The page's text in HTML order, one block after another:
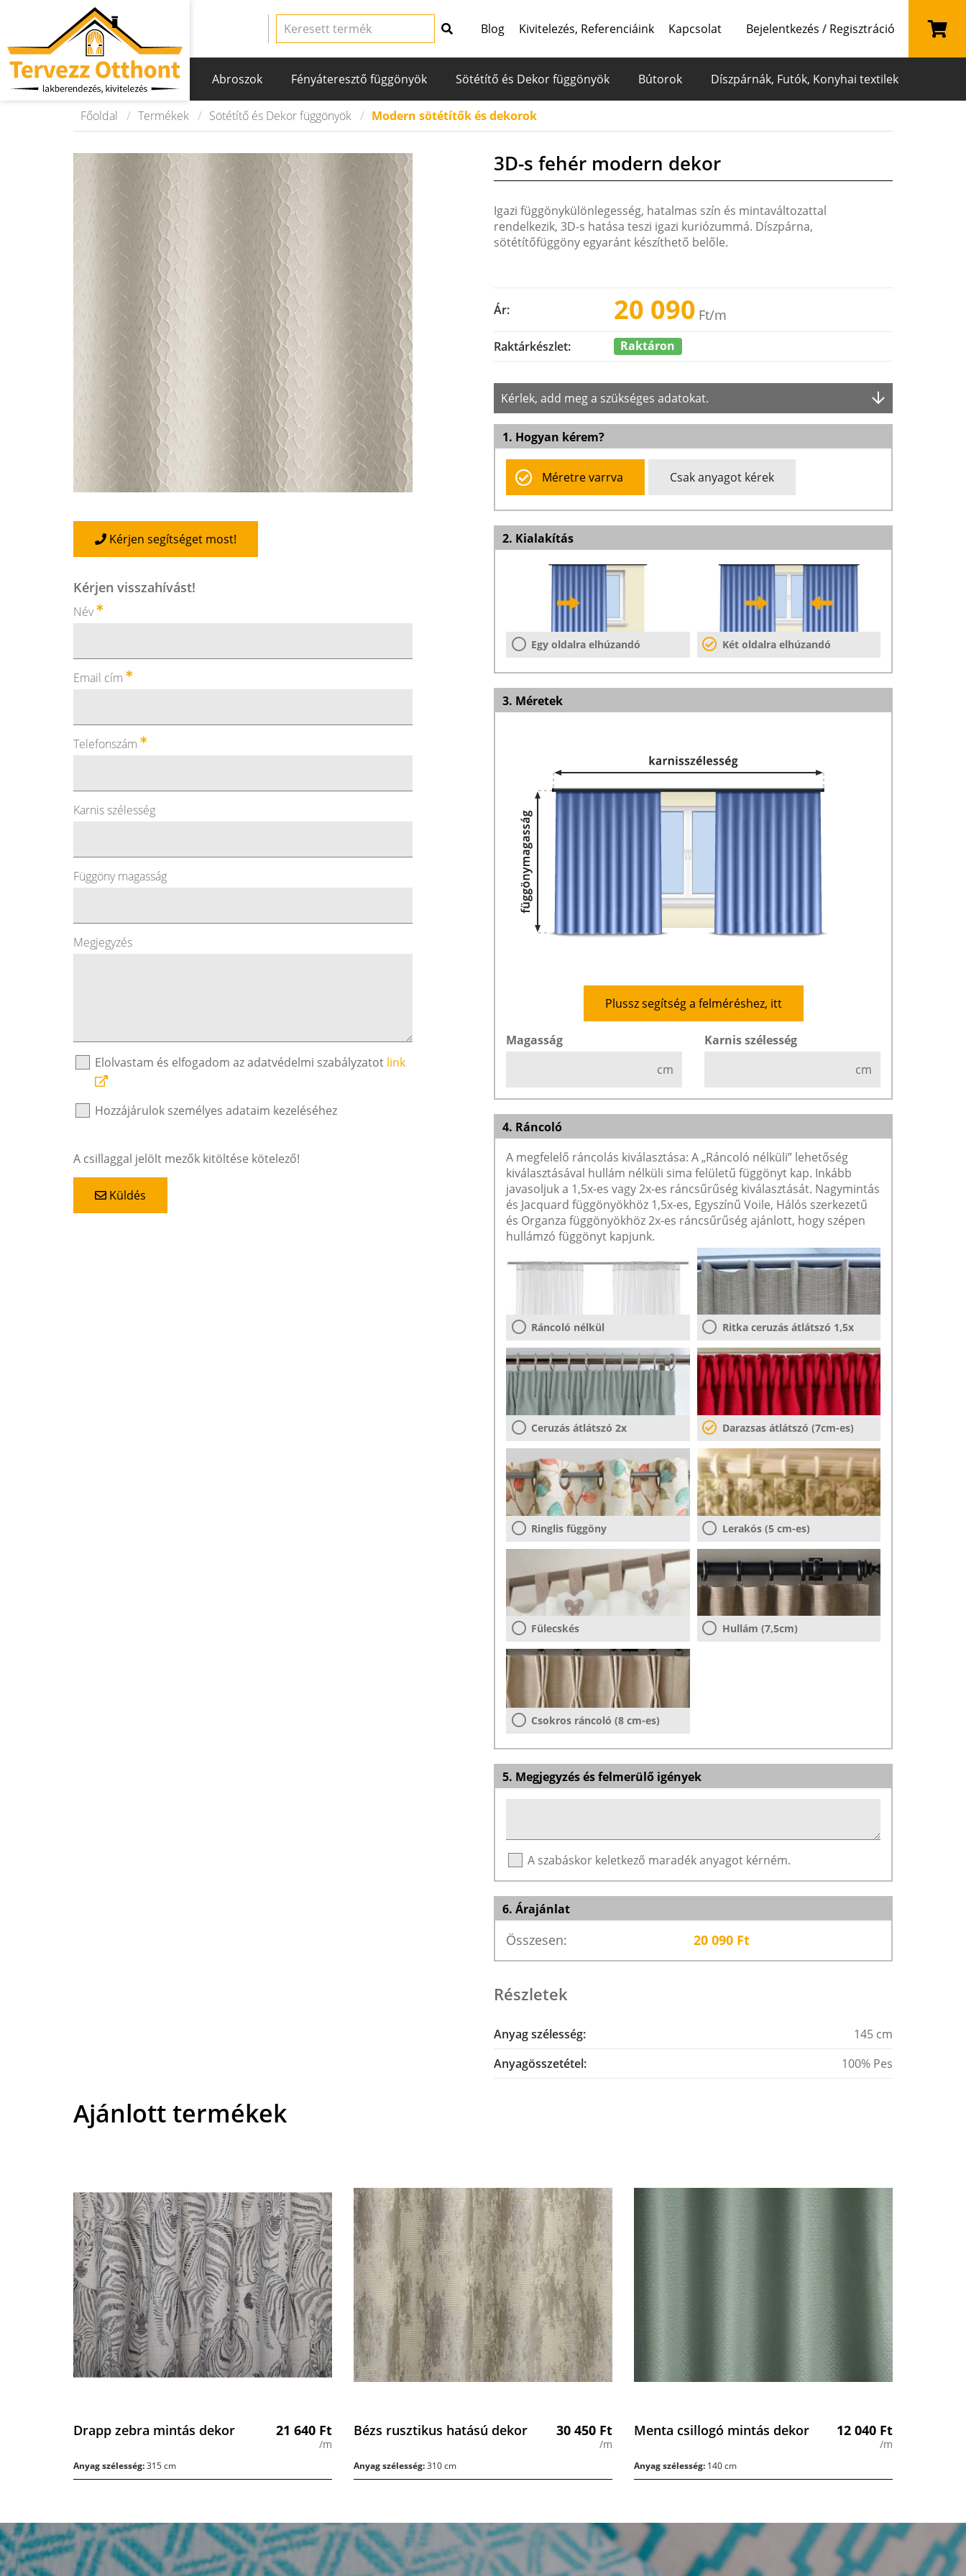
Blog Kivitelezés, Referenciáink Kapcsolat Bejelentkezés / Regisztráció
Abroszok Fényáteresztő függönyök Sötétítő és Dekor függönyök Bútorok Díszpárnák, Futók, Konyhai textilek
Főoldal Termékek Sötétítő és Dekor függönyök Modern sötétítők és dekorok
Kérjen segítséget most!
Kérjen visszahívást!
Név
Email cím
Telefonszám
Karnis szélesség
Függöny magasság
Megjegyzés
Elolvastam és elfogadom az adatvédelmi szabályzatot link
Hozzájárulok személyes adataim kezeléséhez
A csillaggal jelölt mezők kitöltése kötelező!
Küldés
3D-s fehér modern dekor
Igazi függönykülönlegesség, hatalmas szín és mintaváltozattal
rendelkezik, 3D-s hatása teszi igazi kuriózummá. Díszpárna,
sötétítőfüggöny egyaránt készíthető belőle.
Ár: 20 090 Ft/m
Raktárkészlet: Raktáron
Kérlek, add meg a szükséges adatokat.
1. Hogyan kérem?
Méretre varrva Csak anyagot kérek
2. Kialakítás
Egy oldalra elhúzandó Két oldalra elhúzandó
3. Méretek
Plussz segítség a felméréshez, itt
Magasság
cm
Karnis szélesség
cm
4. Ráncoló
A megfelelő ráncolás kiválasztása: A „Ráncoló nélküli” lehetőség
kiválasztásával hullám nélküli sima felületű függönyt kap. Inkább
javasoljuk a 1,5x-es vagy 2x-es ráncsűrűség kiválasztását. Nagymintás
és Jacquard függönyökhöz 1,5x-es, Egyszínű Voile, Hálós szerkezetű
és Organza függönyökhöz 2x-es ráncsűrűség ajánlott, hogy szépen
hullámzó függönyt kapjunk.
Ráncoló nélkül Ritka ceruzás átlátszó 1,5x
Ceruzás átlátszó 2x Darazsas átlátszó (7cm-es)
Ringlis függöny Lerakós (5 cm-es)
Fülecskés Hullám (7,5cm)
Csokros ráncoló (8 cm-es)
5. Megjegyzés és felmerülő igények
A szabáskor keletkező maradék anyagot kérném.
6. Árajánlat
Összesen: 20 090Ft
Részletek
Anyag szélesség:
145 cm
Anyagösszetétel:
100% Pes
Ajánlott termékek
Drapp zebra mintás dekor 21 640 Ft
/m
Anyag szélesség:315 cm
Bézs rusztikus hatású dekor 30 450 Ft
/m
Anyag szélesség:310 cm
Menta csillogó mintás dekor 12 040 Ft
/m
Anyag szélesség: 140 cm